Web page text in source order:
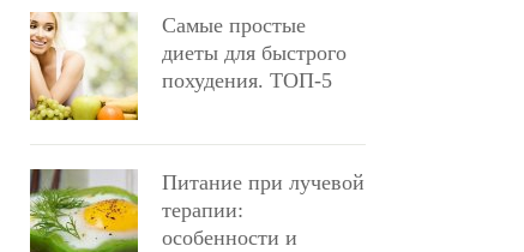
Самые простые
диеты для быстрого
похудения. ТОП-5
Питание при лучевой
терапии:
особенности и